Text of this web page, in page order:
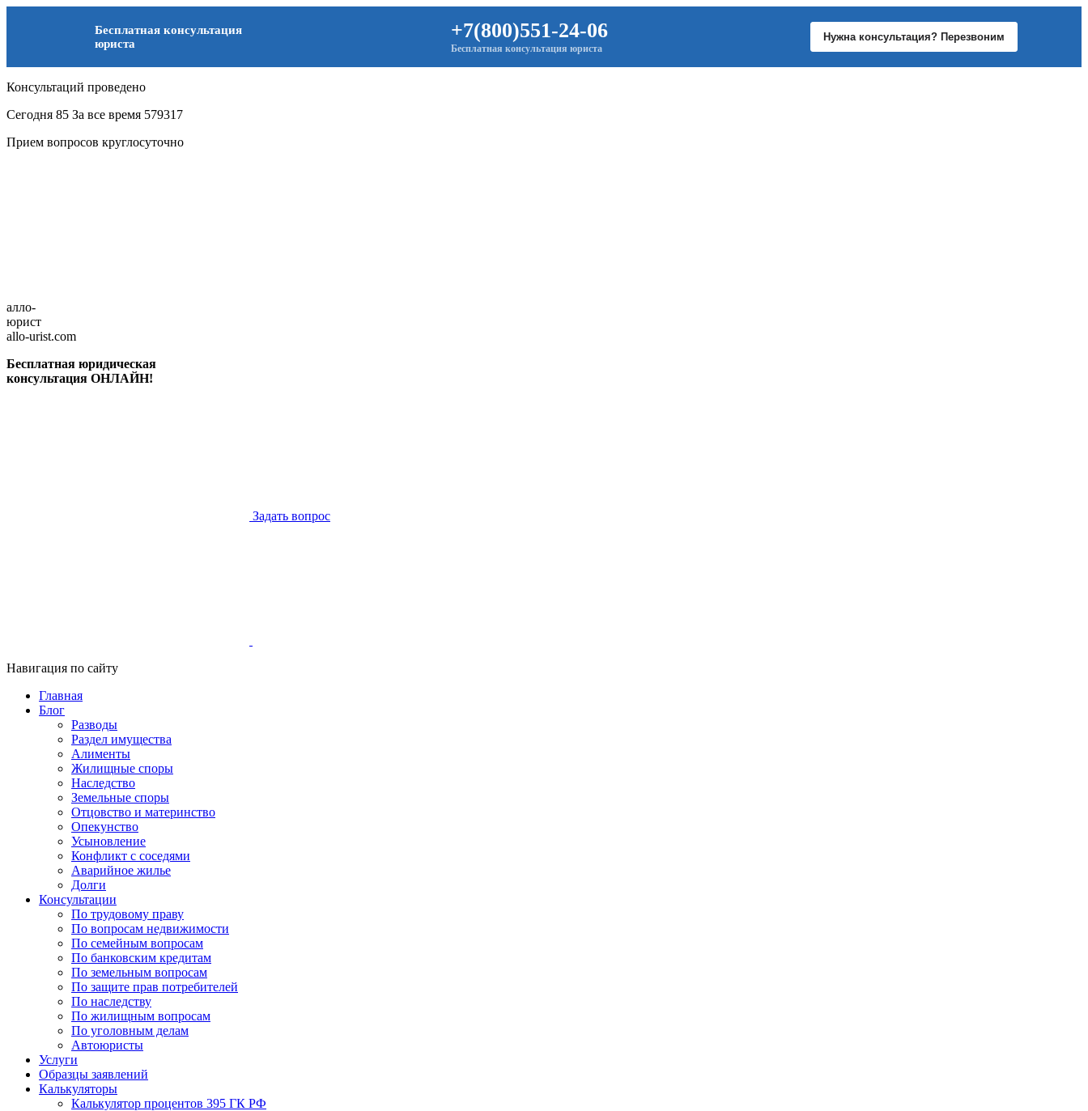
Бесплатная консультация
юриста
+7(800)551-24-06
Бесплатная консультация юриста
Нужна консультация? Перезвоним
Консультаций проведено
Сегодня 85 За все время 579317
Прием вопросов круглосуточно
алло-
юрист
allo-urist.com
Бесплатная юридическая
консультация ОНЛАЙН!
Задать вопрос
Навигация по сайту
Главная
Блог
Разводы
Раздел имущества
Алименты
Жилищные споры
Наследство
Земельные споры
Отцовство и материнство
Опекунство
Усыновление
Конфликт с соседями
Аварийное жилье
Долги
Консультации
По трудовому праву
По вопросам недвижимости
По семейным вопросам
По банковским кредитам
По земельным вопросам
По защите прав потребителей
По наследству
По жилищным вопросам
По уголовным делам
Автоюристы
Услуги
Образцы заявлений
Калькуляторы
Калькулятор процентов 395 ГК РФ